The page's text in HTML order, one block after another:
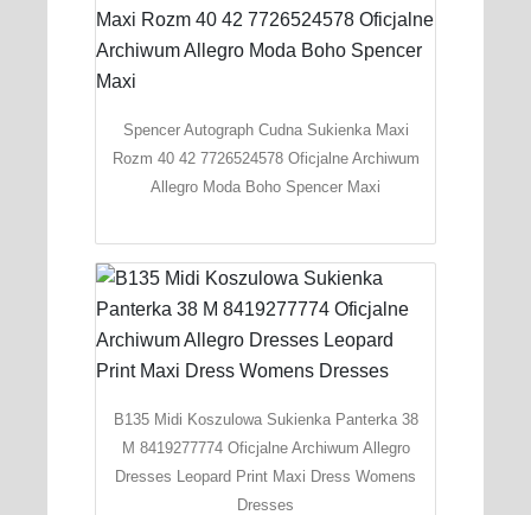
Spencer Autograph Cudna Sukienka Maxi
Rozm 40 42 7726524578 Oficjalne Archiwum
Allegro Moda Boho Spencer Maxi
B135 Midi Koszulowa Sukienka Panterka 38
M 8419277774 Oficjalne Archiwum Allegro
Dresses Leopard Print Maxi Dress Womens
Dresses